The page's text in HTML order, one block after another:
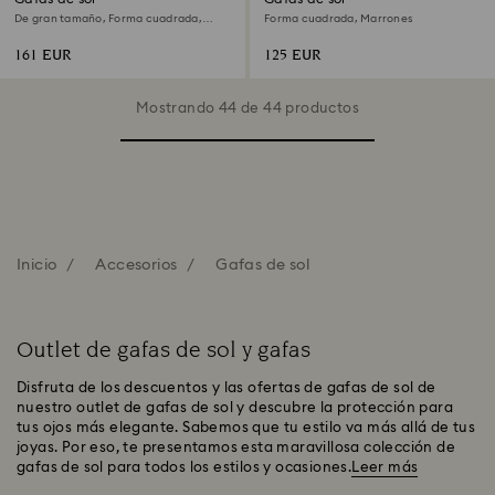
De gran tamaño, Forma cuadrada,
161 EUR
Forma cuadrada, Marrones
125 EUR
Mostrando 44 de 44 productos
Inicio Accesorios Gafas de sol
Outlet de gafas de sol y gafas
Disfruta de los descuentos y las ofertas de gafas de sol de
nuestro outlet de gafas de sol y descubre la protección para
tus ojos más elegante. Sabemos que tu estilo va más allá de tus
joyas. Por eso, te presentamos esta maravillosa colección de
gafas de sol para todos los estilos y ocasiones.Leer más